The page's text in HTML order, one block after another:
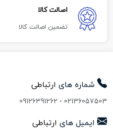
اصالت کالا
تضمین اصالت کالا
شماره های ارتباطی
02136057503
-
09126391262
ایمیل های ارتباطی